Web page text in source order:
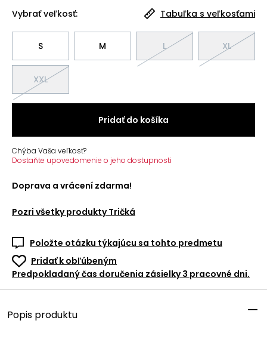
Vybrať veľkosť: Tabuľka s veľkosťami
S M L XL
XXL
Pridať do košíka
Chýba Vaša veľkosť?
Dostaňte upovedomenie o jeho dostupnosti
Doprava a vrácení zdarma!
Pozri všetky produkty Tričká
Položte otázku týkajúcu sa tohto predmetu
Pridať k obľúbeným
Predpokladaný čas doručenia zásielky 3 pracovné dni.
Popis produktu